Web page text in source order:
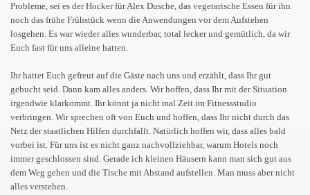
Probleme, sei es der Hocker für Alex Dusche, das vegetarische Essen für ihn
noch das frühe Frühstück wenn die Anwendungen vor dem Aufstehen
losgehen. Es war wieder alles wunderbar, total lecker und gemütlich, da wir
Euch fast für uns alleine hatten.
Ihr hattet Euch gefreut auf die Gäste nach uns und erzählt, dass Ihr gut
gebucht seid. Dann kam alles anders. Wir hoffen, dass Ihr mit der Situation
irgendwie klarkommt. Ihr könnt ja nicht mal Zeit im Fitnessstudio
verbringen. Wir sprechen oft von Euch und hoffen, dass Ihr nicht durch das
Netz der staatlichen Hilfen durchfallt. Natürlich hoffen wir, dass alles bald
vorbei ist. Für uns ist es nicht ganz nachvollziehbar, warum Hotels noch
immer geschlossen sind. Gerade ich kleinen Häusern kann man sich gut aus
dem Weg gehen und die Tische mit Abstand aufstellen. Man muss aber nicht
alles verstehen.